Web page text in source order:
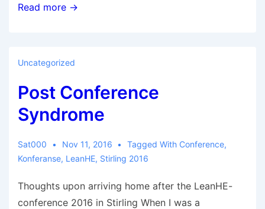
Read more →
Uncategorized
Post Conference
Syndrome
Sat000 Nov 11, 2016 Tagged With Conference,
Konferanse, LeanHE, Stirling 2016
Thoughts upon arriving home after the LeanHE-
conference 2016 in Stirling When I was a